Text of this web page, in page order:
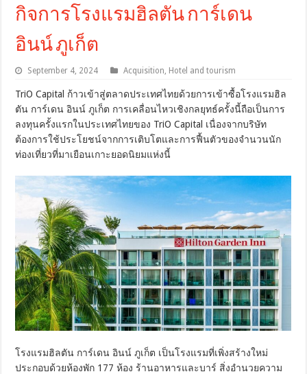
กิจการโรงแรมฮิลตัน การ์เดน
อินน์ ภูเก็ต
September 4, 2024 Acquisition Hotel and tourism
TriO Capital ก้าวเข้าสู่ตลาดประเทศไทยด้วยการเข้าซื้อโรงแรมฮิล
ตัน การ์เดน อินน์ ภูเก็ต การเคลื่อนไหวเชิงกลยุทธ์ครั้งนี้ถือเป็นการ
ลงทุนครั้งแรกในประเทศไทยของ TriO Capital เนื่องจากบริษัท
ต้องการใช้ประโยชน์จากการเติบโตและการฟื้นตัวของจำนวนนัก
ท่องเที่ยวที่มาเยือนเกาะยอดนิยมแห่งนี้
โรงแรมฮิลตัน การ์เดน อินน์ ภูเก็ต เป็นโรงแรมที่เพิ่งสร้างใหม่
ประกอบด้วยห้องพัก 177 ห้อง ร้านอาหารและบาร์ สิ่งอำนวยความ